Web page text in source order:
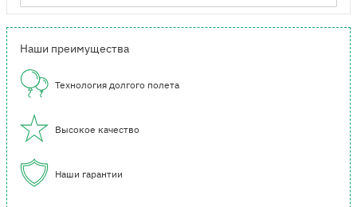
Наши преимущества
Технология долгого полета
Высокое качество
Наши гарантии